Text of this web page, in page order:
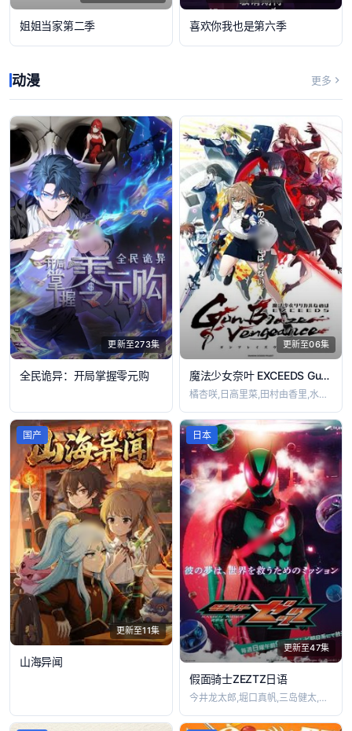
姐姐当家第二季 喜欢你我也是第六季
动漫 更多
更新至273集
全民诡异：开局掌握零元购
更新至06集
魔法少女奈叶 EXCEEDS Gun Blaze Vengeance
橘杏咲,日高里菜,田村由香里,水树奈奈,
更新至11集
国产
山海异闻
更新至47集
日本
假面骑士ZEZTZ日语
今井龙太郎,堀口真帆,三岛健太,小贯莉奈